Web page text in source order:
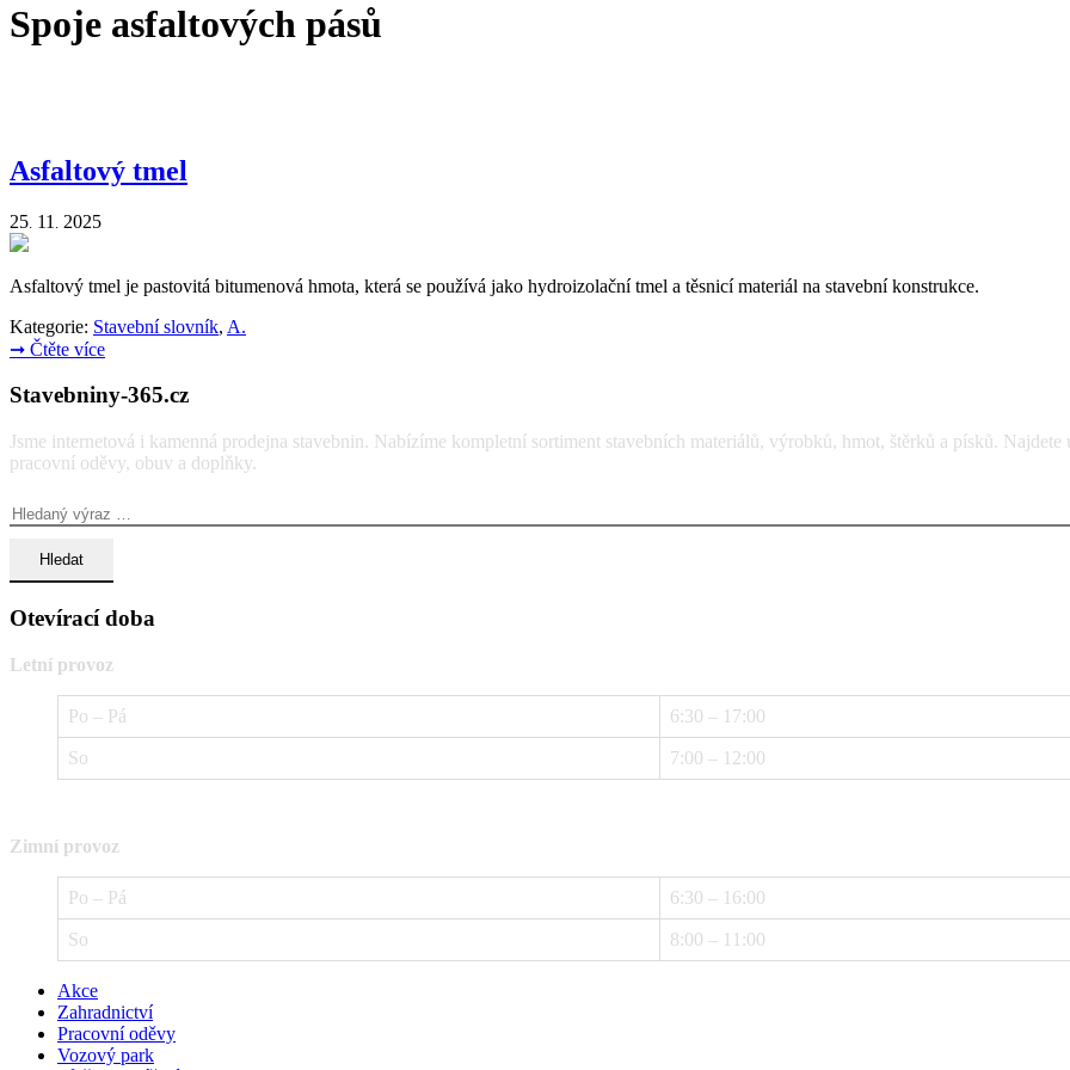
Spoje asfaltových pásů
Asfaltový tmel
25 11 2025
Asfaltový tmel je pastovitá bitumenová hmota, která se používá jako hydroizolační tmel a těsnicí materiál na stavební konstrukce.
Kategorie: Stavební slovník, A.
➞ Čtěte více
Stavebniny-365.cz
Jsme internetová i kamenná prodejna stavebnin. Nabízíme kompletní sortiment stavebních materiálů, výrobků, hmot, štěrků a písků.
pracovní oděvy, obuv a doplňky.
Otevírací doba
Letní provoz
Po – Pá 6:30 – 17:00
So 7:00 – 12:00
Zimní provoz
Po – Pá 6:30 – 16:00
So 8:00 – 11:00
Akce
Zahradnictví
Pracovní oděvy
Vozový park